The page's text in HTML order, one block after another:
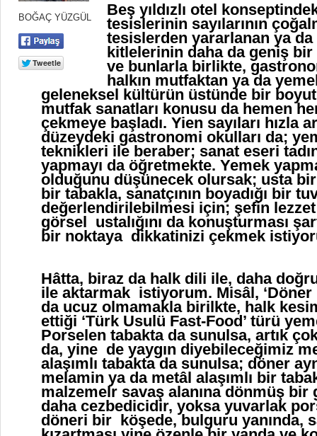
BOĞAÇ YÜZGÜL
Beş yıldızlı otel
tesislerinin sayılarının
tesislerden yararlanan ya
kitlelerinin daha da geniş bir
ve bunlarla birlikte,
halkın mutfaktan ya da
geleneksel kültürün üstünde bir boyut
mutfak sanatları konusu da hemen
çekmeye başladı. Yien sayıları hızla
düzeydeki gastronomi okulları da;
teknikleri ile beraber; sanat eseri
yapmayı da öğretmekte. Yemek
olduğunu düşünecek olursak; usta bir
bir tabakla, sanatçının boyadığı bir
değerlendirilebilmesi için; şefin lezzet
görsel ustalığını da konuşturması
bir noktaya dikkatinizi çekmek
Hâtta, biraz da halk dili ile, daha
ile aktarmak istiyorum. Misâl, ‘Döner
da ucuz olmamakla birilkte, halk
ettiği ‘Türk Usulü Fast-Food’ türü
Porselen tabakta da sunulsa, artık
da, yine de yaygın diyebileceğimiz
alaşımlı tabakta da sunulsa; döner
melamin ya da metâl alaşımlı bir
malzemelr savaş alanına dönmüş bir
daha cezbedicidir, yoksa yuvarlak
döneri bir köşede, bulguru yanında,